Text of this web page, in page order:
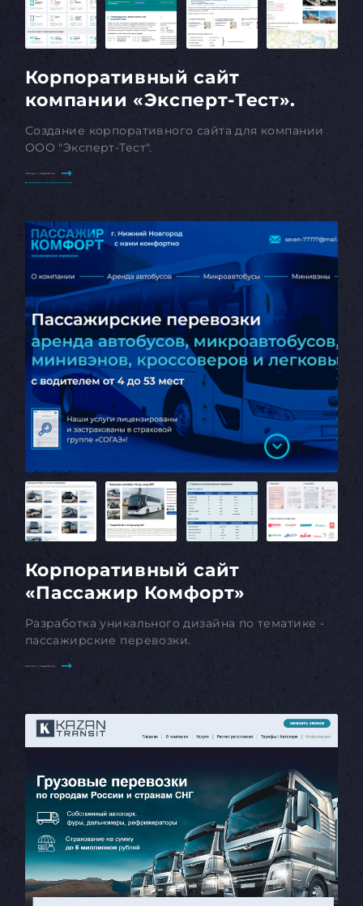
Корпоративный сайт
компании «Эксперт-Тест».
Создание корпоративного сайта для компании
ООО "Эксперт-Тест".
Смотреть подробнее
Корпоративный сайт
«Пассажир Комфорт»
Разработка уникального дизайна по тематике -
пассажирские перевозки.
Смотреть подробнее